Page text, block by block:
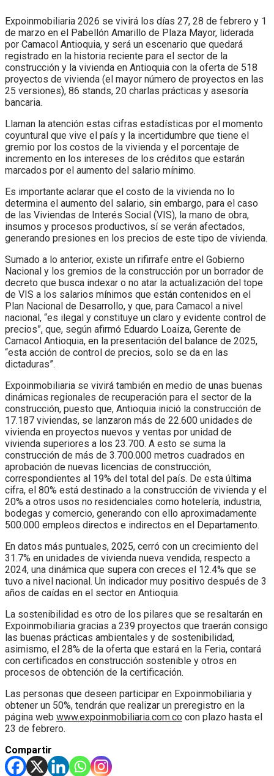
Expoinmobiliaria 2026 se vivirá los días 27, 28 de febrero y 1
de marzo en el Pabellón Amarillo de Plaza Mayor, liderada
por Camacol Antioquia, y será un escenario que quedará
registrado en la historia reciente para el sector de la
construcción y la vivienda en Antioquia con la oferta de 518
proyectos de vivienda (el mayor número de proyectos en las
25 versiones), 86 stands, 20 charlas prácticas y asesoría
bancaria.
Llaman la atención estas cifras estadísticas por el momento
coyuntural que vive el país y la incertidumbre que tiene el
gremio por los costos de la vivienda y el porcentaje de
incremento en los intereses de los créditos que estarán
marcados por el aumento del salario mínimo.
Es importante aclarar que el costo de la vivienda no lo
determina el aumento del salario, sin embargo, para el caso
de las Viviendas de Interés Social (VIS), la mano de obra,
insumos y procesos productivos, sí se verán afectados,
generando presiones en los precios de este tipo de vivienda.
Sumado a lo anterior, existe un rifirrafe entre el Gobierno
Nacional y los gremios de la construcción por un borrador de
decreto que busca indexar o no atar la actualización del tope
de VIS a los salarios mínimos que están contenidos en el
Plan Nacional de Desarrollo, y que, para Camacol a nivel
nacional, “es ilegal y constituye un claro y evidente control de
precios”, que, según afirmó Eduardo Loaiza, Gerente de
Camacol Antioquia, en la presentación del balance de 2025,
“esta acción de control de precios, solo se da en las
dictaduras”.
Expoinmobiliaria se vivirá también en medio de unas buenas
dinámicas regionales de recuperación para el sector de la
construcción, puesto que, Antioquia inició la construcción de
17.187 viviendas, se lanzaron más de 22.600 unidades de
vivienda en proyectos nuevos y ventas por unidad de
vivienda superiores a los 23.700. A esto se suma la
construcción de más de 3.700.000 metros cuadrados en
aprobación de nuevas licencias de construcción,
correspondientes al 19% del total del país. De esta última
cifra, el 80% está destinado a la construcción de vivienda y el
20% a otros usos no residenciales como hotelería, industria,
bodegas y comercio, generando con ello aproximadamente
500.000 empleos directos e indirectos en el Departamento.
En datos más puntuales, 2025, cerró con un crecimiento del
31.7% en unidades de vivienda nueva vendida, respecto a
2024, una dinámica que supera con creces el 12.4% que se
tuvo a nivel nacional. Un indicador muy positivo después de 3
años de caídas en el sector en Antioquia.
La sostenibilidad es otro de los pilares que se resaltarán en
Expoinmobiliaria gracias a 239 proyectos que traerán consigo
las buenas prácticas ambientales y de sostenibilidad,
asimismo, el 28% de la oferta que estará en la Feria, contará
con certificados en construcción sostenible y otros en
procesos de obtención de la certificación.
Las personas que deseen participar en Expoinmobiliaria y
obtener un 50%, tendrán que realizar un preregistro en la
página web www.expoinmobiliaria.com.co con plazo hasta el
23 de febrero.
Compartir